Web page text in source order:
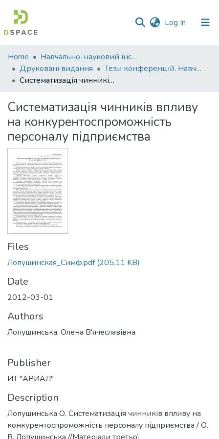
Log In (current)
Communities
&
Collections
Statistics
Home
Навчально-науковий інститут економіки, управління, права та інформаційних технологій
Друковані видання
Тези конференцій. Навчально-науковий інститут економіки, управління, права та інформаційних технологій
Систематизація чинників впливу на конкурентоспроможність персоналу підприємства
Систематизація чинників впливу
на конкурентоспроможність
персоналу підприємства
Files
Лопушинская_Симф.pdf(205.11 KB)
Date
2012-03-01
Authors
Лопушинська, Олена В'ячеславівна
Publisher
ИТ "АРИАЛ"
Description
Лопушинська О. Систематизація чинників впливу на
конкурентоспроможність персоналу підприємства / О.